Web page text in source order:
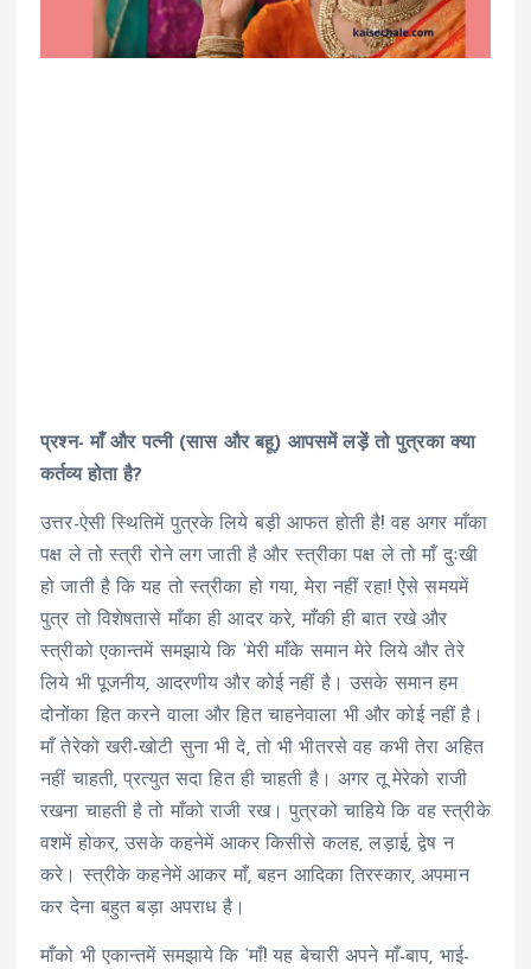
प्रश्न- माँ और पत्नी (सास और बहू) आपसमें लड़ें तो पुत्रका क्या
कर्तव्य होता है?
उत्तर-ऐसी स्थितिमें पुत्रके लिये बड़ी आफत होती है! वह अगर माँका
पक्ष ले तो स्त्री रोने लग जाती है और स्त्रीका पक्ष ले तो माँ दुःखी
हो जाती है कि यह तो स्त्रीका हो गया, मेरा नहीं रहा! ऐसे समयमें
पुत्र तो विशेषतासे माँका ही आदर करे, माँकी ही बात रखे और
स्त्रीको एकान्तमें समझाये कि ‘मेरी माँके समान मेरे लिये और तेरे
लिये भी पूजनीय, आदरणीय और कोई नहीं है। उसके समान हम
दोनोंका हित करने वाला और हित चाहनेवाला भी और कोई नहीं है।
माँ तेरेको खरी-खोटी सुना भी दे, तो भी भीतरसे वह कभी तेरा अहित
नहीं चाहती, प्रत्युत सदा हित ही चाहती है। अगर तू मेरेको राजी
रखना चाहती है तो माँको राजी रख। पुत्रको चाहिये कि वह स्त्रीके
वशमें होकर, उसके कहनेमें आकर किसीसे कलह, लड़ाई, द्वेष न
करे। स्त्रीके कहनेमें आकर माँ, बहन आदिका तिरस्कार, अपमान
कर देना बहुत बड़ा अपराध है।
माँको भी एकान्तमें समझाये कि ‘माँ! यह बेचारी अपने माँ-बाप, भाई-